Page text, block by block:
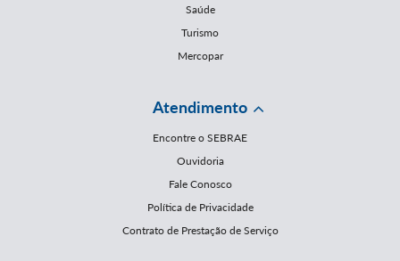
Saúde
Turismo
Mercopar
Atendimento
Encontre o SEBRAE
Ouvidoria
Fale Conosco
Política de Privacidade
Contrato de Prestação de Serviço